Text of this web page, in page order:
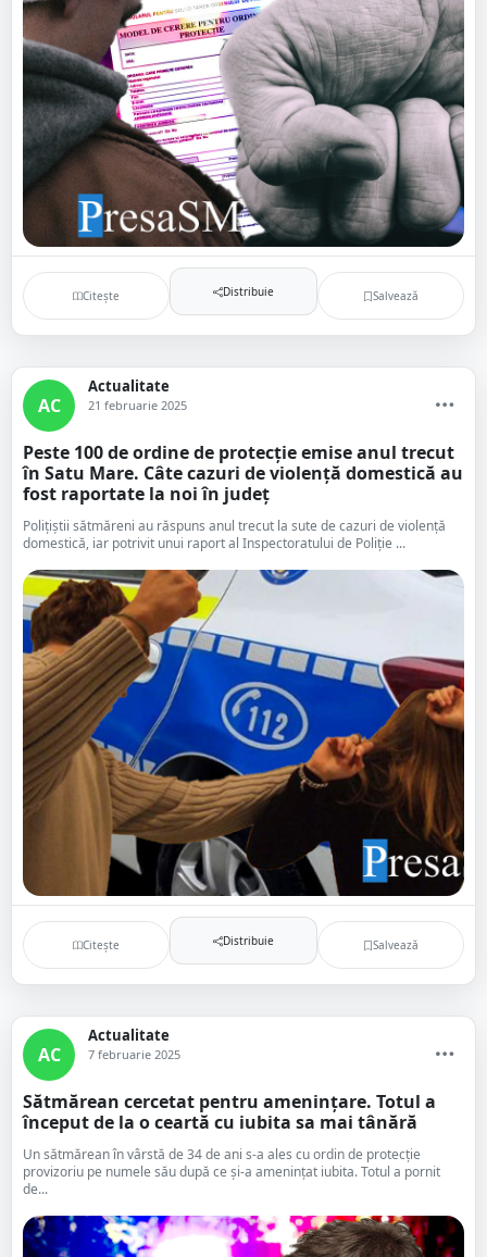
Citește Distribuie Salvează
AC
Actualitate
21 februarie 2025
Peste 100 de ordine de protecție emise anul trecut
în Satu Mare. Câte cazuri de violență domestică au
fost raportate la noi în județ
Polițiștii sătmăreni au răspuns anul trecut la sute de cazuri de violență
domestică, iar potrivit unui raport al Inspectoratului de Poliție ...
Citește Distribuie Salvează
AC
Actualitate
7 februarie 2025
Sătmărean cercetat pentru amenințare. Totul a
început de la o ceartă cu iubita sa mai tânără
Un sătmărean în vârstă de 34 de ani s-a ales cu ordin de protecție
provizoriu pe numele său după ce și-a amenințat iubita. Totul a pornit
de...